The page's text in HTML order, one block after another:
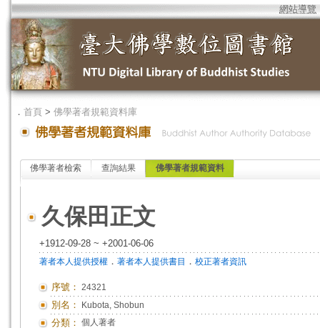
網站導覽
． 首頁 > 佛學著者規範資料庫
佛學著者檢索 查詢結果 佛學著者規範資料
久保田正文
+1912-09-28 ~ +2001-06-06
著者本人提供授權 ． 著者本人提供書目 ． 校正著者資訊
序號： 24321
別名： Kubota, Shobun
分類： 個人著者